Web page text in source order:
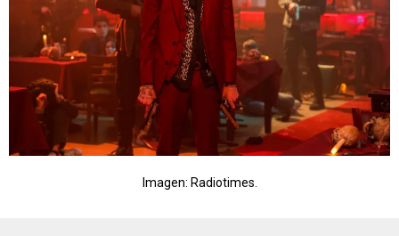
Imagen: Radiotimes.